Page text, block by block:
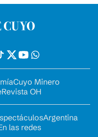
Cuyo Minero
Revista OH
Argentina
las redes